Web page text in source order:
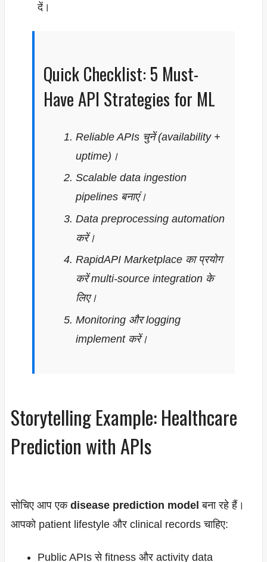
दें।
Quick Checklist: 5 Must-
Have API Strategies for ML
Reliable APIs चुनें (availability +
uptime)।
Scalable data ingestion
pipelines बनाएं।
Data preprocessing automation
करें।
RapidAPI Marketplace का प्रयोग
करें multi-source integration के
लिए।
Monitoring और logging
implement करें।
Storytelling Example: Healthcare
Prediction with APIs
सोचिए आप एक disease prediction model बना रहे हैं।
आपको patient lifestyle और clinical records चाहिए:
Public APIs से fitness और activity data